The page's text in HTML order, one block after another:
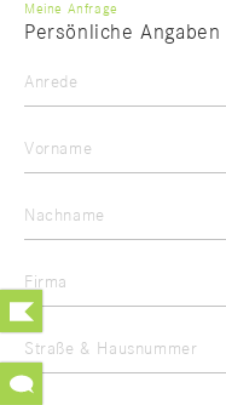
Meine Anfrage
Persönliche Angaben
Anrede
Vorname
Nachname
Firma
Straße & Hausnummer